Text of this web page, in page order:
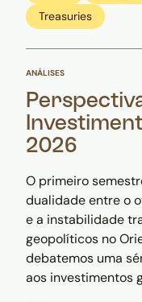
Treasuries
ANÁLISES
2026
O primeiro
dualidade entre o
e a instabilidade
geopolíticos no
debatemos uma
aos investimentos